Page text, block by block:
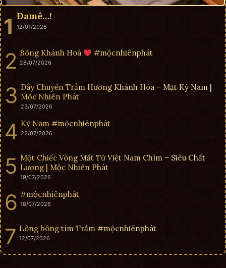
Đamê…!
12/01/2026
Bông Khánh Hoà #mộcnhiênphát
28/07/2026
Dây Chuyền Trầm Hương Khánh Hòa – Mặt Kỳ Nam |
Mộc Nhiên Phát
23/07/2026
Kỳ Nam #mộcnhiênphát
22/07/2026
Một Chiếc Vòng Mắt Tử Việt Nam Chìm – Siêu Chất
Lượng | Mộc Nhiên Phát
19/07/2026
#mộcnhiênphát
18/07/2026
Lông bông tìm Trầm #mộcnhiênphát
12/07/2026